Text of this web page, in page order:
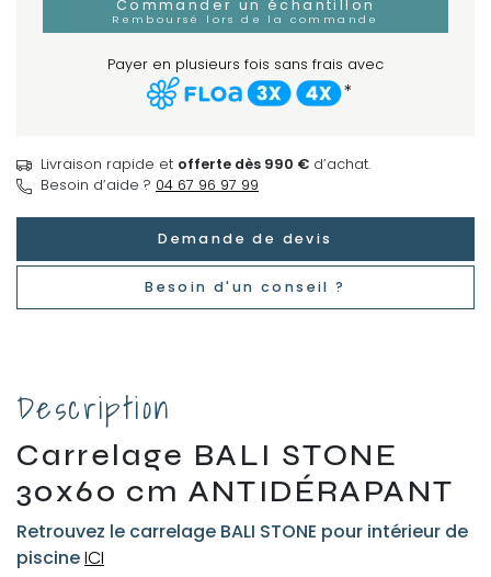
Commander un échantillon
Remboursé lors de la commande
Payer en plusieurs fois sans frais avec
*
Livraison rapide et offerte dès 990 € d’achat.
Besoin d’aide ? 04 67 96 97 99
Demande de devis
Besoin d'un conseil ?
Description
Carrelage BALI STONE
30x60 cm ANTIDÉRAPANT
Retrouvez le carrelage BALI STONE pour intérieur de
piscineICI